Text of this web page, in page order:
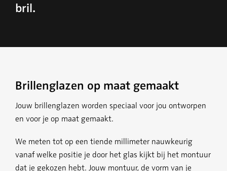
bril.
Brillenglazen op maat gemaakt
Jouw brillenglazen worden speciaal voor jou ontworpen
en voor je op maat gemaakt.
We meten tot op een tiende millimeter nauwkeurig
vanaf welke positie je door het glas kijkt bij het montuur
dat je gekozen hebt. Jouw montuur, de vorm van je